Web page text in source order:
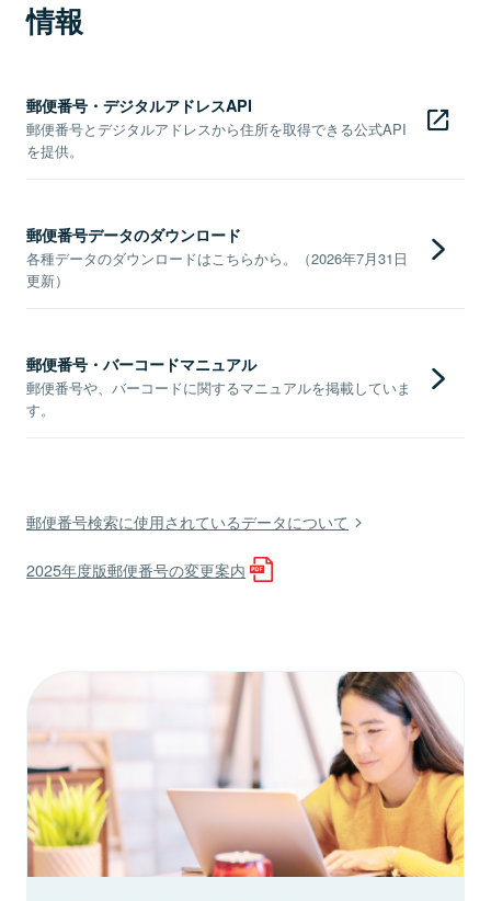
情報
郵便番号・デジタルアドレスAPI
郵便番号とデジタルアドレスから住所を取得できる公式API
を提供。
郵便番号データのダウンロード
各種データのダウンロードはこちらから。（2026年7月31日
更新）
郵便番号・バーコードマニュアル
郵便番号や、バーコードに関するマニュアルを掲載していま
す。
郵便番号検索に使用されているデータについて
2025年度版郵便番号の変更案内